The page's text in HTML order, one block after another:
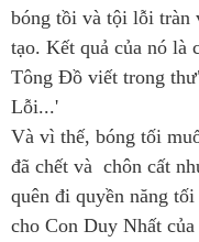
bóng tồi và tội lỗi tràn
tạo. Kết quả của nó là
Tông Đồ viết trong
Lỗi...'
Và vì thế, bóng tối
đã chết và chôn cất
quên đi quyền năng
cho Con Duy Nhất